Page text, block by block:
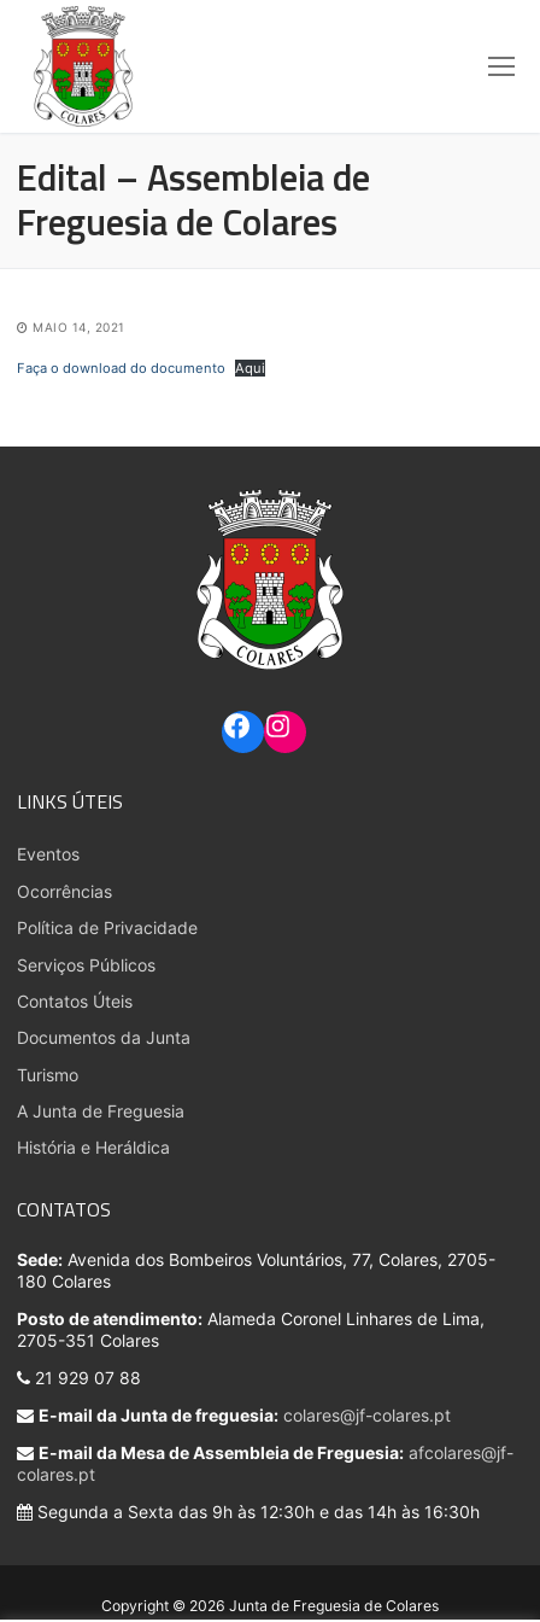
Edital – Assembleia de
Freguesia de Colares
MAIO 14, 2021
Faça o download do documento Aqui
LINKS ÚTEIS
Eventos
Ocorrências
Política de Privacidade
Serviços Públicos
Contatos Úteis
Documentos da Junta
Turismo
A Junta de Freguesia
História e Heráldica
CONTATOS
Sede: Avenida dos Bombeiros Voluntários, 77, Colares, 2705-
180 Colares
Posto de atendimento: Alameda Coronel Linhares de Lima,
2705-351 Colares
21 929 07 88
E-mail da Junta de freguesia: colares@jf-colares.pt
E-mail da Mesa de Assembleia de Freguesia: afcolares@jf-
colares.pt
Segunda a Sexta das 9h às 12:30h e das 14h às 16:30h
Copyright © 2026 Junta de Freguesia de Colares